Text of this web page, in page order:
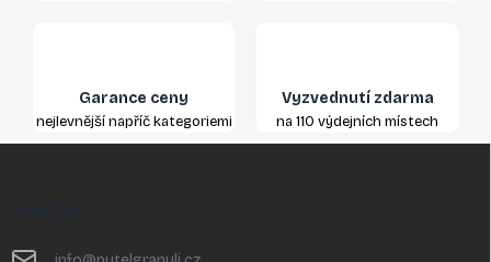
Garance ceny
nejlevnější napříč kategoriemi
Vyzvednutí zdarma
na 110 výdejních místech